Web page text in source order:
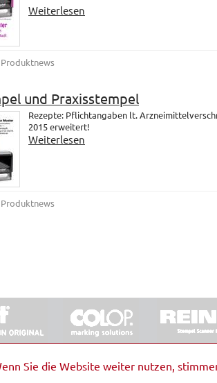
Sie die Website weiter nutzen,
Weiterlesen
Produktnews
und Praxisstempel
Rezepte: Pflichtangaben lt.
2015 erweitert!
Weiterlesen
Produktnews
& Schilder RUDOLF SCHMORRDE GmbH & Co. KG